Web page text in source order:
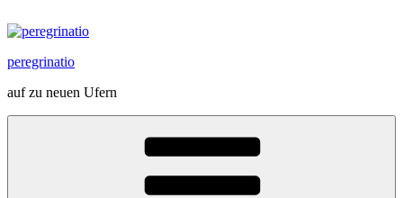
Inhalt
peregrinatio
auf zu neuen Ufern